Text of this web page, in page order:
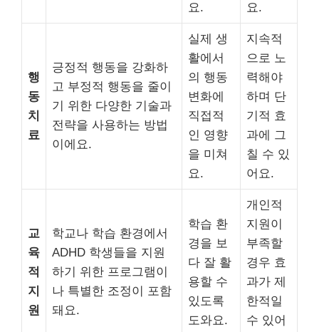
요.
요.
행
동
치
료
긍정적 행동을 강화하
고 부정적 행동을 줄이
기 위한 다양한 기술과
전략을 사용하는 방법
이에요.
실제 생
활에서
의 행동
변화에
직접적
인 영향
을 미쳐
요.
지속적
으로 노
력해야
하며 단
기적 효
과에 그
칠 수 있
어요.
교
육
적
지
원
학교나 학습 환경에서
ADHD 학생들을 지원
하기 위한 프로그램이
나 특별한 조정이 포함
돼요.
학습 환
경을 보
다 잘 활
용할 수
있도록
도와요.
개인적
지원이
부족할
경우 효
과가 제
한적일
수 있어